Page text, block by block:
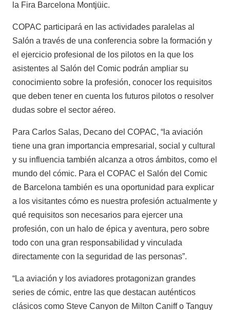
la Fira Barcelona Montjüic.
COPAC participará en las actividades paralelas al
Salón a través de una conferencia sobre la formación y
el ejercicio profesional de los pilotos en la que los
asistentes al Salón del Comic podrán ampliar su
conocimiento sobre la profesión, conocer los requisitos
que deben tener en cuenta los futuros pilotos o resolver
dudas sobre el sector aéreo.
Para Carlos Salas, Decano del COPAC, “la aviación
tiene una gran importancia empresarial, social y cultural
y su influencia también alcanza a otros ámbitos, como el
mundo del cómic. Para el COPAC el Salón del Comic
de Barcelona también es una oportunidad para explicar
a los visitantes cómo es nuestra profesión actualmente y
qué requisitos son necesarios para ejercer una
profesión, con un halo de épica y aventura, pero sobre
todo con una gran responsabilidad y vinculada
directamente con la seguridad de las personas”.
“La aviación y los aviadores protagonizan grandes
series de cómic, entre las que destacan auténticos
clásicos como Steve Canyon de Milton Caniff o Tanguy